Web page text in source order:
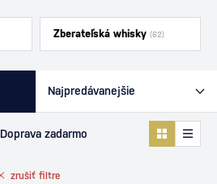
Zberateľská whisky (62)
Doprava zadarmo
zrušiť filtre